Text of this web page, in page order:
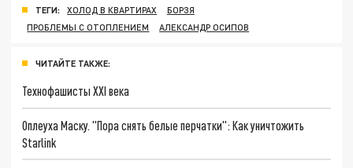
ТЕГИ: ХОЛОД В КВАРТИРАХ
БОРЗЯ
ПРОБЛЕМЫ С ОТОПЛЕНИЕМ
АЛЕКСАНДР ОСИПОВ
ЧИТАЙТЕ ТАКЖЕ:
Технофашисты XXI века
Оплеуха Маску. "Пора снять белые перчатки": Как уничтожить
Starlink